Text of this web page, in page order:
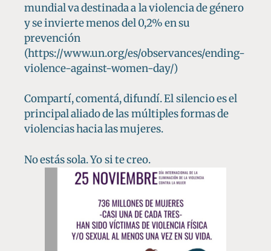
mundial va destinada a la violencia de género
y se invierte menos del 0,2% en su
prevención
(https://www.un.org/es/observances/ending-
violence-against-women-day/)
Compartí, comentá, difundí. El silencio es el
principal aliado de las múltiples formas de
violencias hacia las mujeres.
No estás sola. Yo si te creo.